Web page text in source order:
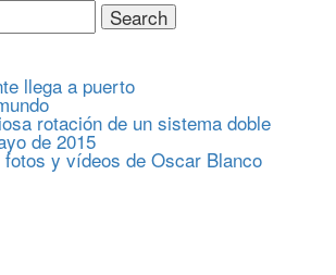
llega a puerto
rotación de un sistema doble
de 2015
y vídeos de Oscar Blanco